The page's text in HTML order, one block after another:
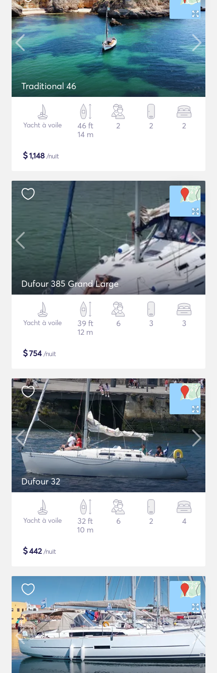
Traditional 46
Yacht à voile
46 ft
14 m
2 2 2
$1,148 /nuit
Dufour 385 Grand Large
Yacht à voile
39 ft
12 m
6 3 3
$754/nuit
Dufour 32
Yacht à voile
32 ft
10 m
6 2 4
$442/nuit